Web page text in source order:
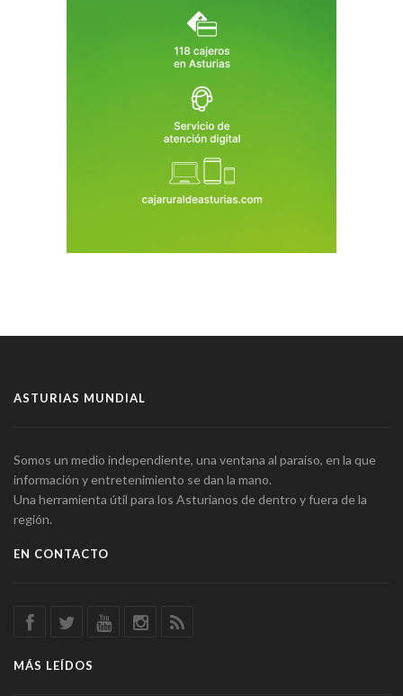
ASTURIAS MUNDIAL
Somos un medio independiente, una ventana al paraíso, en la que
información y entretenimiento se dan la mano.
Una herramienta útil para los Asturianos de dentro y fuera de la
región.
EN CONTACTO
MÁS LEÍDOS